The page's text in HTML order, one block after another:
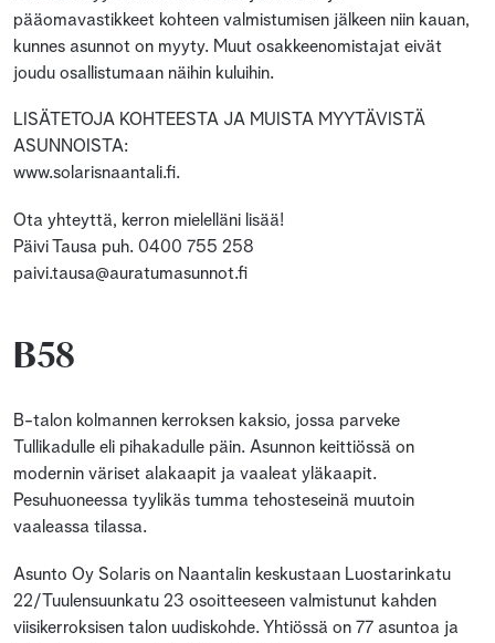
pääomavastikkeet kohteen valmistumisen jälkeen niin kauan,
kunnes asunnot on myyty. Muut osakkeenomistajat eivät
joudu osallistumaan näihin kuluihin.
LISÄTETOJA KOHTEESTA JA MUISTA MYYTÄVISTÄ
ASUNNOISTA:
www.solarisnaantali.fi.
Ota yhteyttä, kerron mielelläni lisää!
Päivi Tausa puh. 0400 755 258
paivi.tausa@auratumasunnot.fi
B58
B-talon kolmannen kerroksen kaksio, jossa parveke
Tullikadulle eli pihakadulle päin. Asunnon keittiössä on
modernin väriset alakaapit ja vaaleat yläkaapit.
Pesuhuoneessa tyylikäs tumma tehosteseinä muutoin
vaaleassa tilassa.
Asunto Oy Solaris on Naantalin keskustaan Luostarinkatu
22/Tuulensuunkatu 23 osoitteeseen valmistunut kahden
viisikerroksisen talon uudiskohde. Yhtiössä on 77 asuntoa ja